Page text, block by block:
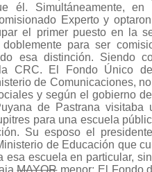
él. Simultáneamente,
Experto y
el primer puesto en la
para ser
esa distinción. Siendo
CRC. El Fondo Único de
de Comunicaciones,
y según el gobierno
de Pastrana visitaba
para una escuela
Su esposo el
de Educación que
esa escuela en particular,
MAYORmenor: El Fondo